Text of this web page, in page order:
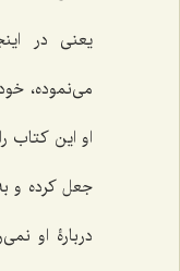
یعنی در
می‌نموده،
او این کتاب
جعل کرده و
دربارۀ او